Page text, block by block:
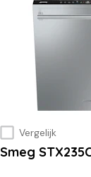
Vergelijk
Smeg